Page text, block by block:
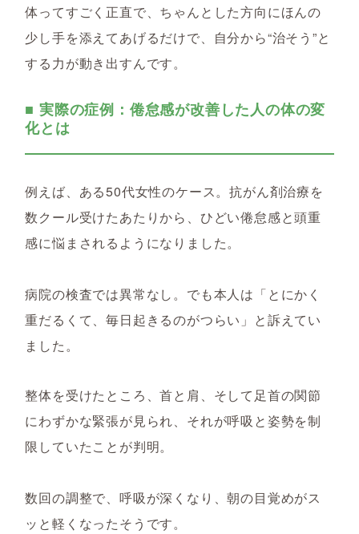
体ってすごく正直で、ちゃんとした方向にほんの
少し手を添えてあげるだけで、自分から“治そう”と
する力が動き出すんです。
■ 実際の症例：倦怠感が改善した人の体の変
化とは
例えば、ある50代女性のケース。抗がん剤治療を
数クール受けたあたりから、ひどい倦怠感と頭重
感に悩まされるようになりました。
病院の検査では異常なし。でも本人は「とにかく
重だるくて、毎日起きるのがつらい」と訴えてい
ました。
整体を受けたところ、首と肩、そして足首の関節
にわずかな緊張が見られ、それが呼吸と姿勢を制
限していたことが判明。
数回の調整で、呼吸が深くなり、朝の目覚めがス
ッと軽くなったそうです。